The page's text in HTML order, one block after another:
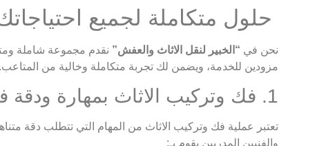
حلول متكاملة لجميع
نحن في “الخبير لنقل الاثاث والعفش” نقدم مجموعة شاملة
مزودين للخدمة، ويضمن لك تجربة متكاملة وخالية من المتاعب.
1. فك وتركيب الاثاث بمهارة ودقة فائقة
تعتبر عملية فك وتركيب الاثاث من المهام التي تتطلب دقة
والفنيين المدربين يقوم بـ: